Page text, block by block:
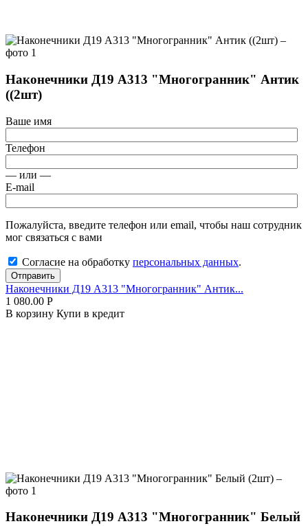
Наконечники Д19 А313 "Многогранник" Антик
((2шт)
Ваше имя
Телефон
— или —
E-mail
Пожалуйста, введите телефон или email, чтобы наш сотрудник
мог связаться с вами
Согласие на обработку персональных данных.
Отправить
Наконечники Д19 А313 "Многогранник" Антик...
1 080.00 Р
В корзину Купи в кредит
Наконечники Д19 А313 "Многогранник" Белый